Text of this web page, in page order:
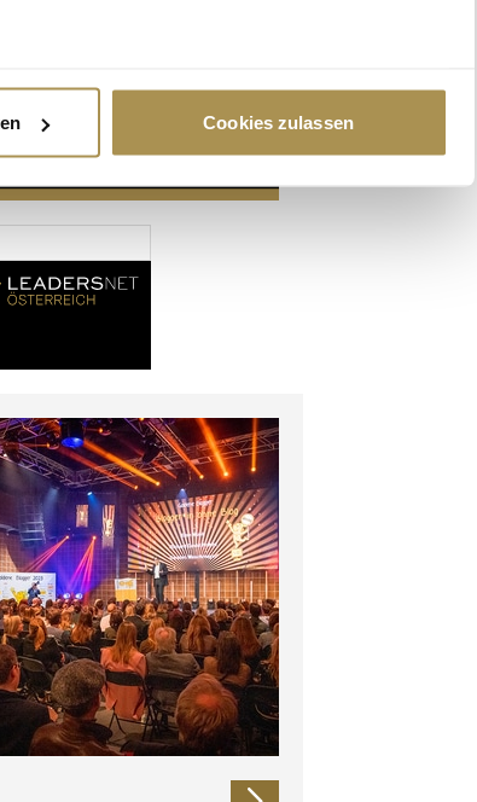
und legen Sie Ihre Präferenzen im
für soziale Medien anbieten zu können
Unsere Partner führen diese Informationen
haben oder die sie im Rahmen Ihrer Nutzung
Cookies zulassen